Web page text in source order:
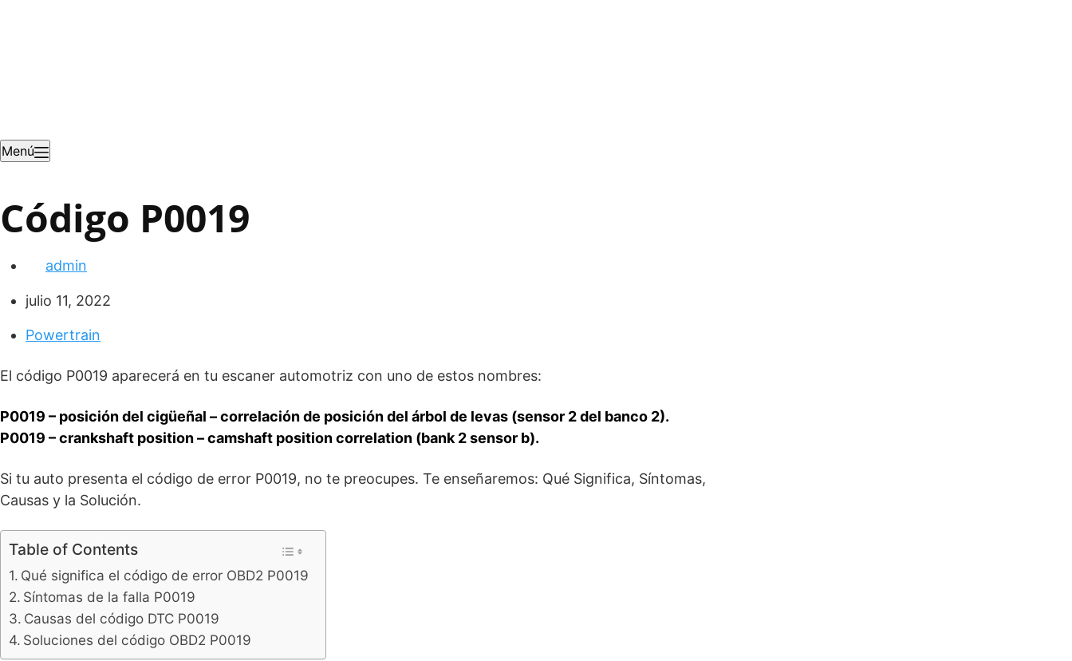
Menú
Código P0019
admin
julio 11, 2022
Powertrain
El código P0019 aparecerá en tu escaner automotriz con uno de estos nombres:
P0019 – posición del cigüeñal – correlación de posición del árbol de levas (sensor 2 del banco 2).
P0019 – crankshaft position – camshaft position correlation (bank 2 sensor b).
Si tu auto presenta el código de error P0019, no te preocupes. Te enseñaremos: Qué Significa, Síntomas,
Causas y la Solución.
Table of Contents
Qué significa el código de error OBD2 P0019
Síntomas de la falla P0019
Causas del código DTC P0019
Soluciones del código OBD2 P0019